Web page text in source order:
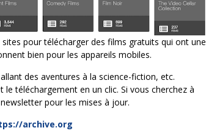
pour télécharger des films gratuits qui ont une
bien pour les appareils mobiles.
des aventures à la science-fiction, etc.
téléchargement en un clic. Si vous cherchez à
pour les mises à jour.
archive.org